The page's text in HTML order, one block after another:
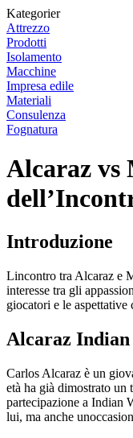
Kategorier
Attrezzo
Prodotti
Isolamento
Macchine
Impresa edile
Materiali
Consulenza
Fognatura
Alcaraz vs
Introduzione
Lincontro tra Alcaraz e
interesse tra gli
giocatori e le aspettative
Alcaraz Indian
Carlos Alcaraz è un
età ha già dimostrato un
partecipazione a Indian
lui, ma anche